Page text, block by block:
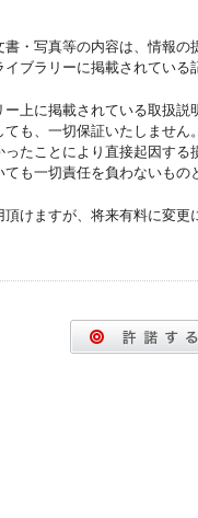
・写真等の内容は、情報
ブラリーに掲載されてい
上に掲載されている取扱
も、一切保証いたしませ
たことにより直接起因す
も一切責任を負わないもの
けますが、将来有料に変